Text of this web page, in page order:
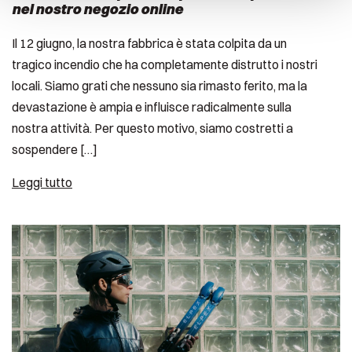
nel nostro negozio online
Il 12 giugno, la nostra fabbrica è stata colpita da un
tragico incendio che ha completamente distrutto i nostri
locali. Siamo grati che nessuno sia rimasto ferito, ma la
devastazione è ampia e influisce radicalmente sulla
nostra attività. Per questo motivo, siamo costretti a
sospendere […]
Leggi tutto